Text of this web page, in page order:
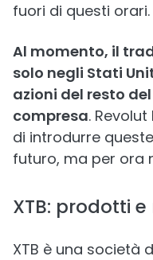
fuori di questi orari.
Al momento, il
solo negli Stati
azioni del resto
compresa.
di introdurre
futuro, ma per ora
XTB: prodotti
XTB è una società